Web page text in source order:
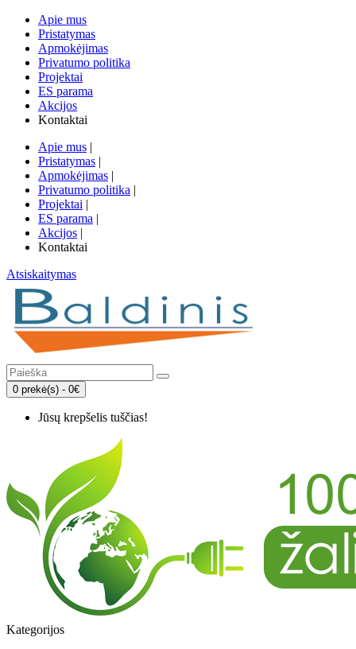
Apie mus
Pristatymas
Apmokėjimas
Privatumo politika
Projektai
ES parama
Akcijos
Kontaktai
Apie mus |
Pristatymas |
Apmokėjimas |
Privatumo politika |
Projektai |
ES parama |
Akcijos |
Kontaktai
Atsiskaitymas
0 prekė(s) - 0€
Jūsų krepšelis tuščias!
Kategorijos